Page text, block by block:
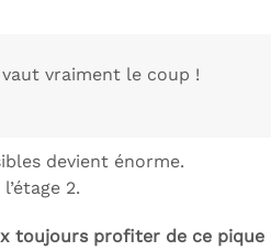
vraiment le coup !
devient énorme.
2.
toujours profiter de ce pique